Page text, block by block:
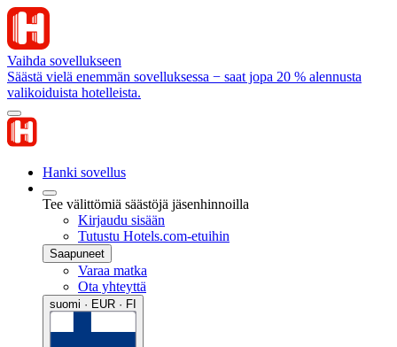
Vaihda sovellukseen
Säästä vielä enemmän sovelluksessa − saat jopa 20 % alennusta
valikoiduista hotelleista.
Hanki sovellus
Tee välittömiä säästöjä jäsenhinnoilla
Kirjaudu sisään
Tutustu Hotels.com-etuihin
Saapuneet
Varaa matka
Ota yhteyttä
suomi · EUR · FI